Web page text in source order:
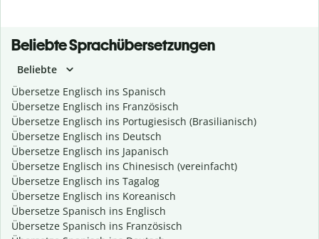
Beliebte Sprachübersetzungen
Beliebte
Übersetze Englisch ins Spanisch
Übersetze Englisch ins Französisch
Übersetze Englisch ins Portugiesisch (Brasilianisch)
Übersetze Englisch ins Deutsch
Übersetze Englisch ins Japanisch
Übersetze Englisch ins Chinesisch (vereinfacht)
Übersetze Englisch ins Tagalog
Übersetze Englisch ins Koreanisch
Übersetze Spanisch ins Englisch
Übersetze Spanisch ins Französisch